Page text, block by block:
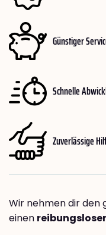
Günstiger
Schnelle
Zuverlässige
Wir nehmen dir den
einen